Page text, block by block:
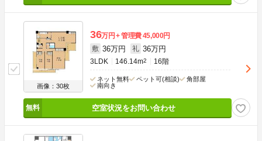
画像：30枚
36万円 管理費45,000円
敷 36万円 礼 36万円
3LDK 146.14m2 16階
ネット無料 ペット可(相談)
角部屋
南向き
空室状況をお問い合わせ